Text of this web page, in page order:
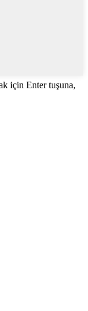
için Enter tuşuna,